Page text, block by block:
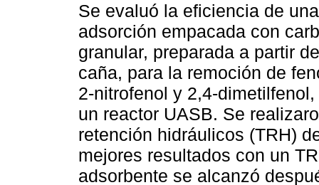
Se evaluó la eficiencia de
adsorción empacada con
granular, preparada a partir
caña, para la remoción de
2-nitrofenol y 2,4-
un reactor UASB. Se
retención hidráulicos (TRH)
mejores resultados con un
adsorbente se alcanzó